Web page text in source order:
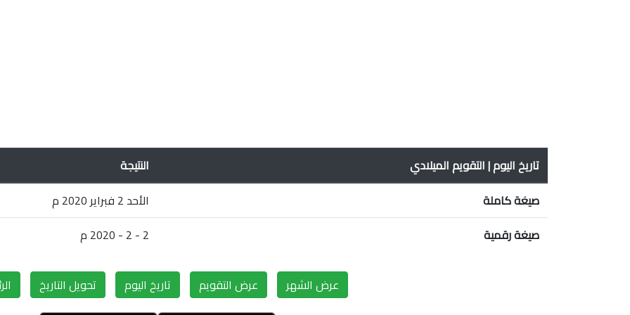
تاريخ اليوم | التقويم الميلادي
النتيجة
صيغة كاملة
الأحد 2 فبراير 2020 م
صيغة رقمية
2 - 2 - 2020 م
عرض الشهر عرض التقويم تاريخ اليوم تحويل التاريخ